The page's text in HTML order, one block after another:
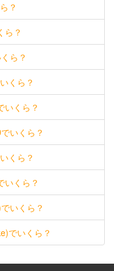
？
ら？
ら？
くら？
いくら？
いくら？
くら？
いくら？
いくら？
でいくら？